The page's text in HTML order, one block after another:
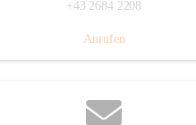
+43 2684 2208
Anrufen